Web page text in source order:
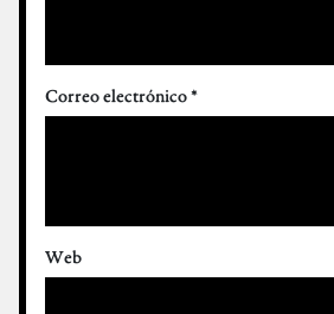
Correo electrónico*
Web